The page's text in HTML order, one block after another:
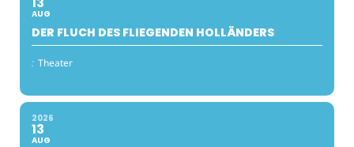
AUG
DER FLUCH DES FLIEGENDEN HOLLÄNDERS
: Theater
2026
13
AUG